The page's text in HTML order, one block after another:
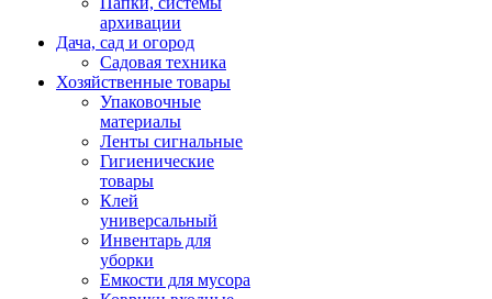
архивации
Дача, сад и огород
Садовая техника
Хозяйственные товары
Упаковочные
материалы
Ленты сигнальные
Гигиенические
товары
Клей
универсальный
Инвентарь для
уборки
Емкости для мусора